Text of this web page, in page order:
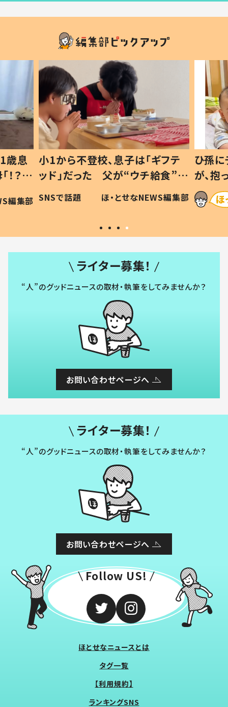
歳息
？」
編集部
小1から不登校、息子は「ギフテ
ッド」だった 父が“ウチ給食”を
作り続ける理由とは #令和の親
#令和の子
SNSで話題 ほ・とせなNEWS編集部
ひ孫
が、
「涙が
い」
ライター募集！
“人”のグッドニュースの取材・執筆をしてみませんか？
お問い合わせページへ
ライター募集！
“人”のグッドニュースの取材・執筆をしてみませんか？
お問い合わせページへ
Follow US!
ほとせなニュースとは
タグ一覧
【利用規約】
ランキングSNS